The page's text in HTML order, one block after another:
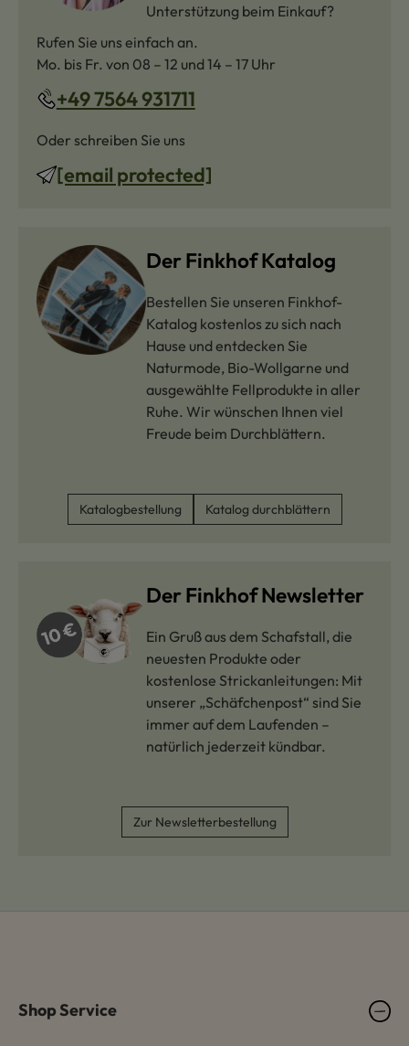
Unterstützung beim Einkauf?
Rufen Sie uns einfach an.
Mo. bis Fr. von 08 – 12 und 14 – 17 Uhr
+49 7564 931711
Oder schreiben Sie uns
[email protected]
Der Finkhof Katalog
Bestellen Sie unseren Finkhof-
Katalog kostenlos zu sich nach
Hause und entdecken Sie
Naturmode, Bio-Wollgarne und
ausgewählte Fellprodukte in aller
Ruhe. Wir wünschen Ihnen viel
Freude beim Durchblättern.
Katalogbestellung Katalog durchblättern
Der Finkhof Newsletter
Ein Gruß aus dem Schafstall, die
neuesten Produkte oder
kostenlose Strickanleitungen: Mit
unserer „Schäfchenpost“ sind Sie
immer auf dem Laufenden –
natürlich jederzeit kündbar.
Zur Newsletterbestellung
Shop Service